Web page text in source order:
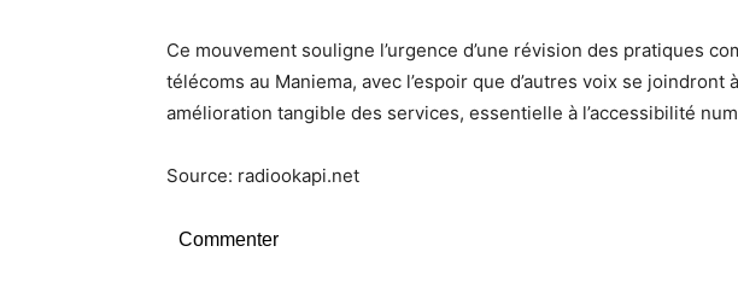
Ce mouvement souligne l’urgence d’une révision des pratiques
télécoms au Maniema, avec l’espoir que d’autres voix se joindront
amélioration tangible des services, essentielle à l’accessibilité
Source: radiookapi.net
Commenter